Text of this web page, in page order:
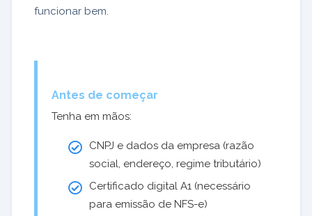
funcionar bem.
Antes de começar
Tenha em mãos:
CNPJ e dados da empresa (razão
social, endereço, regime tributário)
Certificado digital A1 (necessário
para emissão de NFS-e)